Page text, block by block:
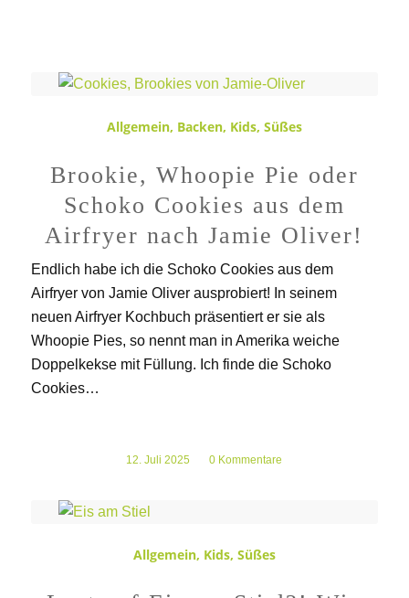
Allgemein, Backen, Kids, Süßes
Brookie, Whoopie Pie oder
Schoko Cookies aus dem
Airfryer nach Jamie Oliver!
Endlich habe ich die Schoko Cookies aus dem
Airfryer von Jamie Oliver ausprobiert! In seinem
neuen Airfryer Kochbuch präsentiert er sie als
Whoopie Pies, so nennt man in Amerika weiche
Doppelkekse mit Füllung. Ich finde die Schoko
Cookies…
12. Juli 2025
/ 0 Kommentare
Allgemein, Kids, Süßes